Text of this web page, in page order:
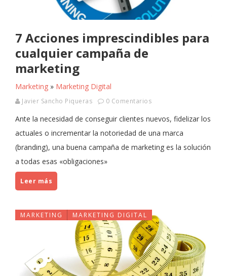
7 Acciones imprescindibles para
cualquier campaña de
marketing
Marketing » Marketing Digital
Javier Sancho Piqueras 0 Comentarios
Ante la necesidad de conseguir clientes nuevos, fidelizar los
actuales o incrementar la notoriedad de una marca
(branding), una buena campaña de marketing es la solución
a todas esas «obligaciones»
Leer más
MARKETING MARKETING DIGITAL